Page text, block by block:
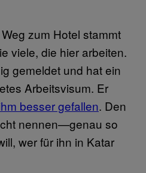
zum Hotel stammt
viele, die hier arbeiten.
gemeldet und hat ein
Arbeitsvisum. Er
besser gefallen. Den
nennen—genau so
wer für ihn in Katar